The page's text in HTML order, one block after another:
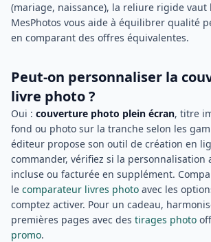
(mariage, naissance), la reliure rigide vaut
MesPhotos vous aide à équilibrer qualité
en comparant des offres équivalentes.
Peut-on personnaliser la
livre photo ?
Oui : couverture photo plein écran, titre
fond ou photo sur la tranche selon les
éditeur propose son outil de création en
commander, vérifiez si la personnalisation
incluse ou facturée en supplément.
le comparateur livres photo avec les
comptez activer. Pour un cadeau,
premières pages avec des tirages photo
promo.